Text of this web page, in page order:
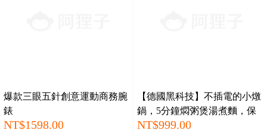
爆款三眼五針創意運動商務腕
錶
NT$1598.00
【德國黑科技】不插電的小燉
鍋，5分鐘燜粥煲湯煮麵，保
溫72小時，移動小廚房
NT$999.00